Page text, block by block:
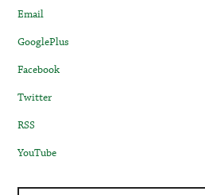
Email
GooglePlus
Facebook
Twitter
RSS
YouTube